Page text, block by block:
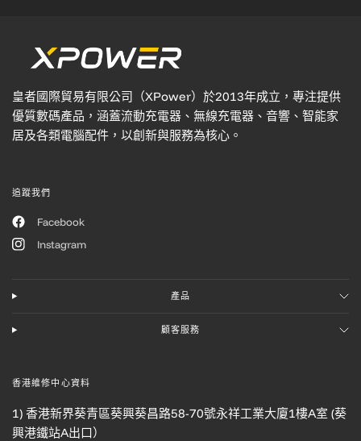
皇者國際貿易有限公司（XPower）於2013年成立，專注提供
優質數碼產品，涵蓋流動充電器、無線充電器、音響、智能家
居及各類電腦配件，以創新與服務為核心。
追蹤我們
Facebook
Instagram
產品
顧客服務
香港維修中心資料
1) 香港新界葵青區葵興葵昌路58-70號永祥工業大廈1樓A室 (葵
興港鐵站A出口）